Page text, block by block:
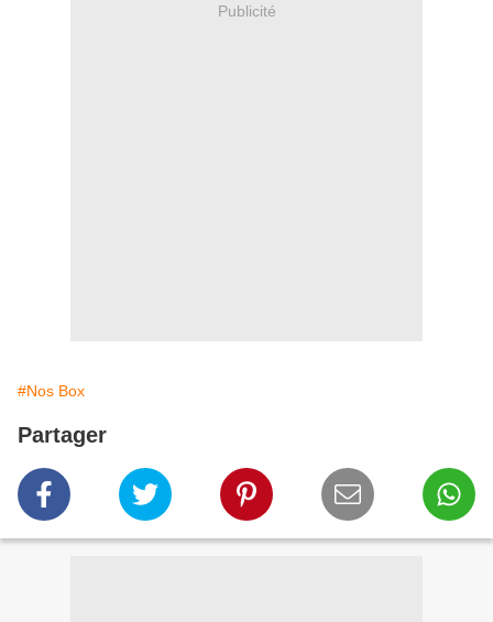
Publicité
#Nos Box
Partager